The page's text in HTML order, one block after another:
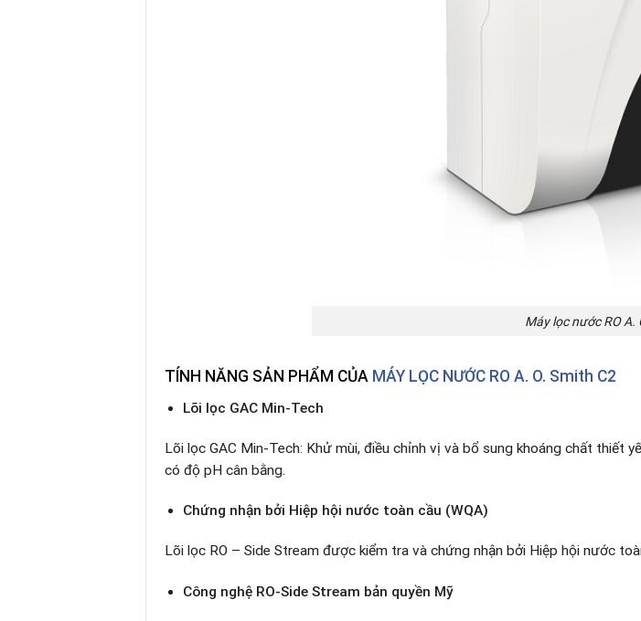
Máy lọc nước RO A.
TÍNH NĂNG SẢN PHẨM CỦA MÁY LỌC NƯỚC RO A. O. Smith C2
Lõi lọc GAC Min-Tech
Lõi lọc GAC Min-Tech: Khử mùi, điều chỉnh vị và bổ sung khoáng chất thiết
có độ pH cân bằng.
Chứng nhận bởi Hiệp hội nước toàn cầu (WQA)
Lõi lọc RO – Side Stream được kiểm tra và chứng nhận bởi Hiệp hội nước
Công nghệ RO-Side Stream bản quyền Mỹ